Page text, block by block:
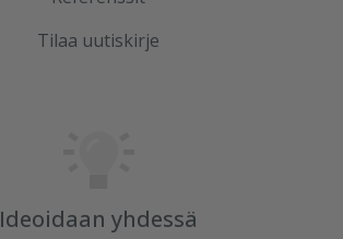
Tilaa uutiskirje
Ideoidaan yhdessä